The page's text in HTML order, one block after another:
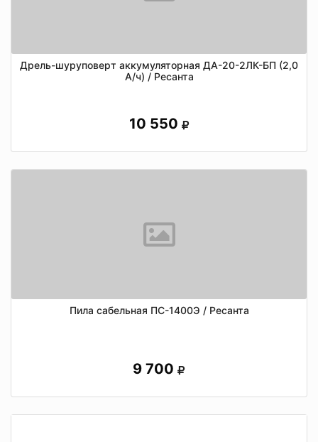
Дрель-шуруповерт аккумуляторная ДА-20-2ЛК-БП (2,0
А/ч) / Ресанта
10 550
Пила сабельная ПС-1400Э / Ресанта
9 700